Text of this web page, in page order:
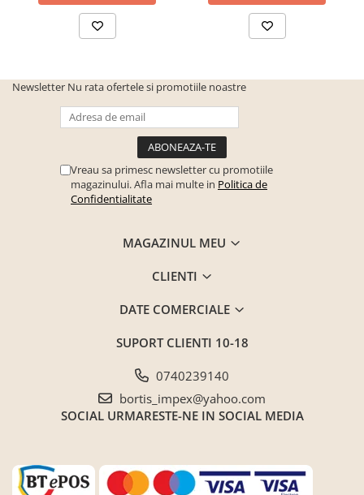
Newsletter Nu rata ofertele si promotiile noastre
Vreau sa primesc newsletter cu promotiile
magazinului. Afla mai multe in Politica de
Confidentialitate
MAGAZINUL MEU
CLIENTI
DATE COMERCIALE
SUPORT CLIENTI 10-18
0740239140
bortis_impex@yahoo.com
SOCIAL URMARESTE-NE IN SOCIAL MEDIA